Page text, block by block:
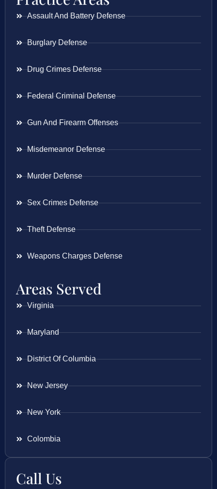
Assault And Battery Defense
Burglary Defense
Drug Crimes Defense
Federal Criminal Defense
Gun And Firearm Offenses
Misdemeanor Defense
Murder Defense
Sex Crimes Defense
Theft Defense
Weapons Charges Defense
Areas Served
Virginia
Maryland
District Of Columbia
New Jersey
New York
Colombia
Call Us